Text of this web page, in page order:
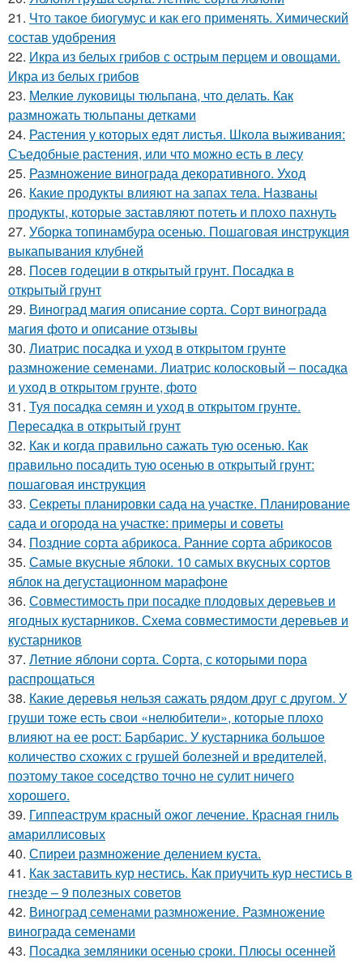
21. Что такое биогумус и как его применять. Химический
состав удобрения
22. Икра из белых грибов с острым перцем и овощами.
Икра из белых грибов
23. Мелкие луковицы тюльпана, что делать. Как
размножать тюльпаны детками
24. Растения у которых едят листья. Школа выживания:
Съедобные растения, или что можно есть в лесу
25. Размножение винограда декоративного. Уход
26. Какие продукты влияют на запах тела. Названы
продукты, которые заставляют потеть и плохо пахнуть
27. Уборка топинамбура осенью. Пошаговая инструкция
выкапывания клубней
28. Посев годеции в открытый грунт. Посадка в
открытый грунт
29. Виноград магия описание сорта. Сорт винограда
магия фото и описание отзывы
30. Лиатрис посадка и уход в открытом грунте
размножение семенами. Лиатрис колосковый – посадка
и уход в открытом грунте, фото
31. Туя посадка семян и уход в открытом грунте.
Пересадка в открытый грунт
32. Как и когда правильно сажать тую осенью. Как
правильно посадить тую осенью в открытый грунт:
пошаговая инструкция
33. Секреты планировки сада на участке. Планирование
сада и огорода на участке: примеры и советы
34. Поздние сорта абрикоса. Ранние сорта абрикосов
35. Самые вкусные яблоки. 10 самых вкусных сортов
яблок на дегустационном марафоне
36. Совместимость при посадке плодовых деревьев и
ягодных кустарников. Схема совместимости деревьев и
кустарников
37. Летние яблони сорта. Сорта, с которыми пора
распрощаться
38. Какие деревья нельзя сажать рядом друг с другом. У
груши тоже есть свои «нелюбители», которые плохо
влияют на ее рост: Барбарис. У кустарника большое
количество схожих с грушей болезней и вредителей,
поэтому такое соседство точно не сулит ничего
хорошего.
39. Гиппеаструм красный ожог лечение. Красная гниль
амариллисовых
40. Спиреи размножение делением куста.
41. Как заставить кур нестись. Как приучить кур нестись в
гнезде – 9 полезных советов
42. Виноград семенами размножение. Размножение
винограда семенами
43. Посадка земляники осенью сроки. Плюсы осенней